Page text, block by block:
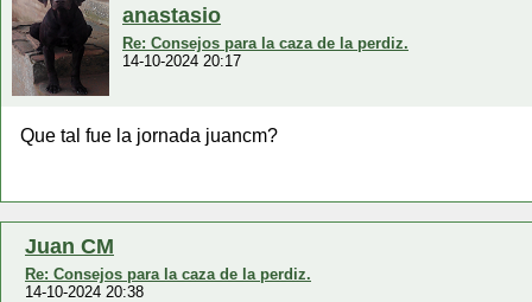
anastasio
Re: Consejos para la caza de la perdiz.
14-10-2024 20:17
Que tal fue la jornada juancm?
Juan CM
Re: Consejos para la caza de la perdiz.
14-10-2024 20:38